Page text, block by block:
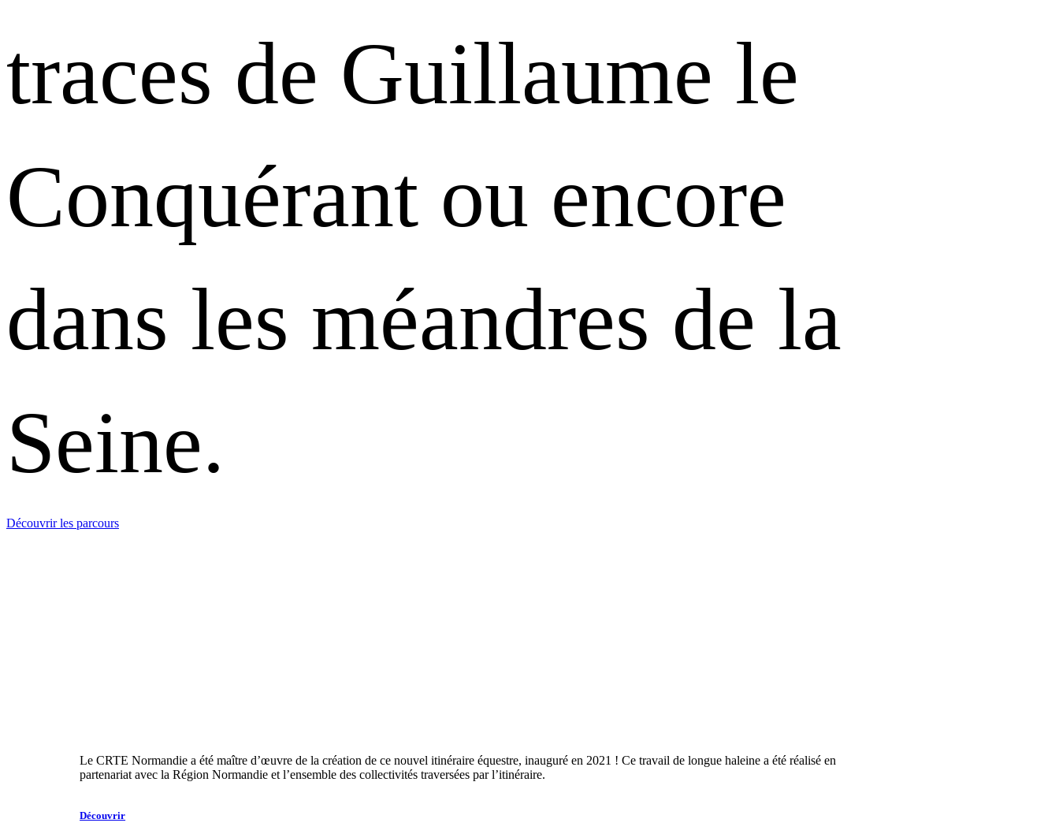
traces de Guillaume le
Conquérant ou encore
dans les méandres de la
Seine.
Découvrir les parcours
Le CRTE Normandie a été maître d’œuvre de la création de ce nouvel itinéraire équestre, inauguré en 2021 ! Ce travail de longue haleine a été réalisé en
partenariat avec la Région Normandie et l’ensemble des collectivités traversées par l’itinéraire.
Découvrir